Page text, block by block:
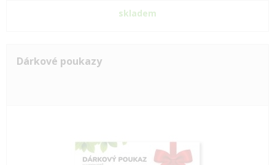
skladem
Dárkové poukazy